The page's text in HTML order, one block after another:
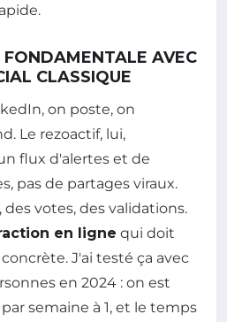
FONDAMENTALE AVEC
CLASSIQUE
on poste, on
Le rezoactif, lui,
flux d'alertes et de
pas de partages viraux.
votes, des validations.
en ligne qui doit
J'ai testé ça avec
en 2024 : on est
semaine à 1, et le temps